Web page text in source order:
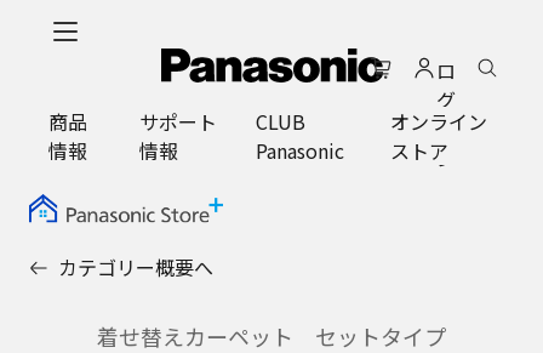
ロ
グ
イ
ン
商品
情報
サポート
情報
CLUB
Panasonic
オンライン
ストア
カテゴリー概要へ
着せ替えカーペット セットタイプ